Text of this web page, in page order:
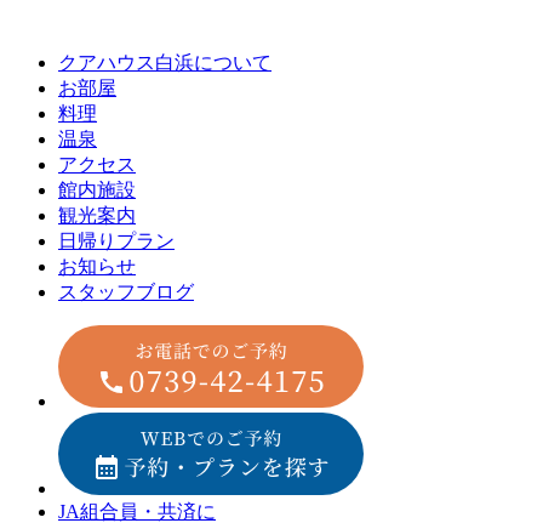
クアハウス白浜について
お部屋
料理
温泉
アクセス
館内施設
観光案内
⽇帰りプラン
お知らせ
スタッフブログ
JA組合員・共済に